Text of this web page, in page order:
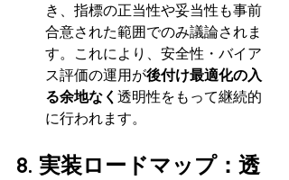
き、指標の正当性や妥当性も事前
合意された範囲でのみ議論されま
す。これにより、安全性・バイア
ス評価の運用が後付け最適化の入
る余地なく 透明性をもって継続的
に行われます。
8. 実装ロードマップ：透